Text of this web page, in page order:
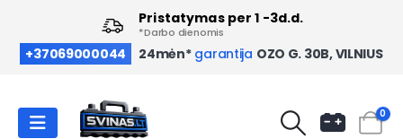
+37069000044 24mėn* garantija OZO G. 30B, VILNIUS
Pristatymas per 1 -3d.d.
*Darbo dienomis
0